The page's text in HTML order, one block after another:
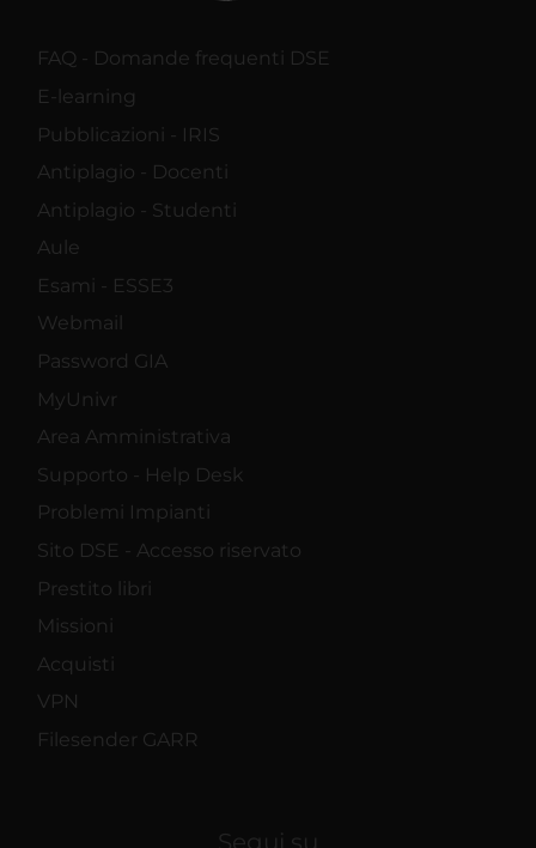
FAQ - Domande frequenti DSE
E-learning
Pubblicazioni - IRIS
Antiplagio - Docenti
Antiplagio - Studenti
Aule
Esami - ESSE3
Webmail
Password GIA
MyUnivr
Area Amministrativa
Supporto - Help Desk
Problemi Impianti
Sito DSE - Accesso riservato
Prestito libri
Missioni
Acquisti
VPN
Filesender GARR